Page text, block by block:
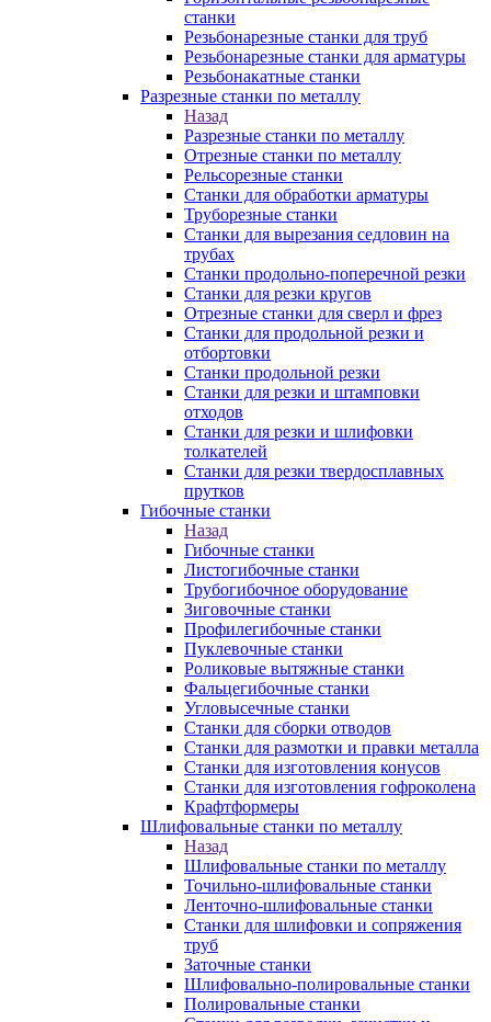
станки
Резьбонарезные станки для труб
Резьбонарезные станки для арматуры
Резьбонакатные станки
Разрезные станки по металлу
Назад
Разрезные станки по металлу
Отрезные станки по металлу
Рельсорезные станки
Станки для обработки арматуры
Труборезные станки
Станки для вырезания седловин на
трубаx
Станки продольно-поперечной резки
Станки для резки кругов
Отрезные станки для сверл и фрез
Станки для продольной резки и
отбортовки
Станки продольной резки
Станки для резки и штамповки
отходов
Станки для резки и шлифовки
толкателей
Станки для резки твердосплавных
прутков
Гибочные станки
Назад
Гибочные станки
Листогибочные станки
Трубогибочное оборудование
Зиговочные станки
Профилегибочные станки
Пуклевочные станки
Роликовые вытяжные станки
Фальцегибочные станки
Угловысечные станки
Станки для сборки отводов
Станки для размотки и правки металла
Станки для изготовления конусов
Станки для изготовления гофроколена
Крафтформеры
Шлифовальные станки по металлу
Назад
Шлифовальные станки по металлу
Точильно-шлифовальные станки
Ленточно-шлифовальные станки
Станки для шлифовки и сопряжения
труб
Заточные станки
Шлифовально-полировальные станки
Полировальные станки